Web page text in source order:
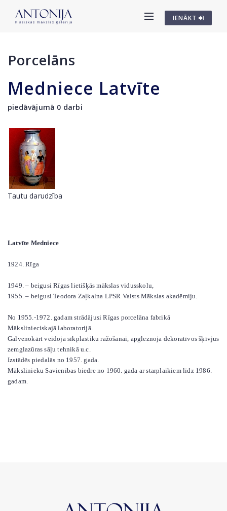
IENĀKT
Porcelāns
Medniece Latvīte
piedāvājumā 0 darbi
Tautu darudzība
Latvīte Medniece
1924. Rīga
1949. – beigusi Rīgas lietišķās mākslas vidusskolu,
1955. – beigusi Teodora Zaļkalna LPSR Valsts Mākslas akadēmiju.
No 1955.-1972. gadam strādājusi Rīgas porcelāna fabrikā
Mākslinieciskajā laboratorijā.
Galvenokārt veidoja sīkplastiku ražošanai, apgleznoja dekoratīvos šķīvjus
zemglazūras sāļu tehnikā u.c.
Izstādēs piedalās no 1957. gada.
Mākslinieku Savienības biedre no 1960. gada ar starplaikiem līdz 1986.
gadam.